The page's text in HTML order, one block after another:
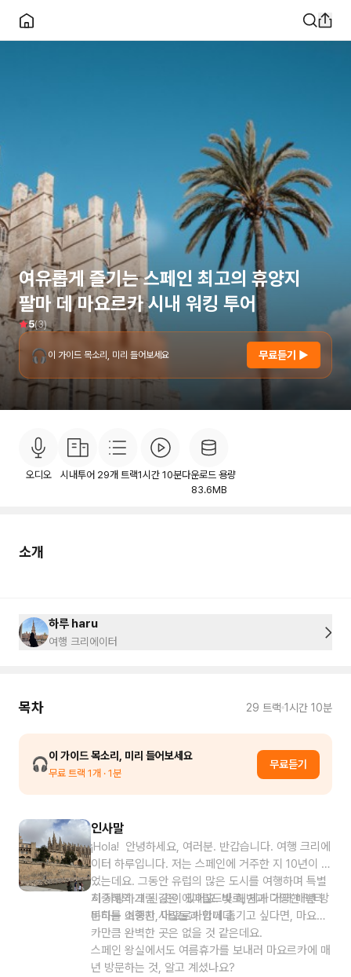
여유롭게 즐기는 스페인 최고의 휴양지
팔마 데 마요르카 시내 워킹 투어
5(3)
🎧이 가이드 목소리, 미리 들어보세요 무료듣기 ▶
오디오 시내투어 29개 트랙1시간 10분다운로드 용량
83.6MB
소개
하루 haru
여행 크리에이터
목차 29 트랙 1시간 10분
🎧이 가이드 목소리, 미리 들어보세요
무료 트랙 1개 · 1분
무료듣기
인사말
¡Hola! 안녕하세요, 여러분. 반갑습니다. 여행 크리에
이터 하루입니다. 저는 스페인에 거주한 지 10년이 되
었는데요. 그동안 유럽의 많은 도시를 여행하며 특별
히 사랑하게 된 곳이 있어요. 바로, 제가 거의 매년 방
문하는 여행지, 마요르카입니다.
지중해의 그림 같은 에메랄드빛 해변과 다양한 액티
비티를 소중한 사람들과 함께 즐기고 싶다면, 마요르
카만큼 완벽한 곳은 없을 것 같은데요.
스페인 왕실에서도 여름휴가를 보내러 마요르카에 매
년 방문하는 것, 알고 계셨나요?